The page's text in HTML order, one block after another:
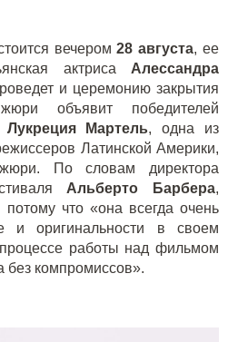
вечером28 августа, ее
актриса Алессандра
и церемонию закрытия
объявит победителей
Лукреция Мартель, одна из
Латинской Америки,
По словам директора
Альберто Барбера,
потому что «она всегда очень
и оригинальности в своем
работы над фильмом
без компромиссов».